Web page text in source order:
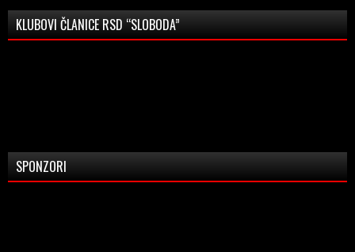
KLUBOVI ČLANICE RSD “SLOBODA”
SPONZORI